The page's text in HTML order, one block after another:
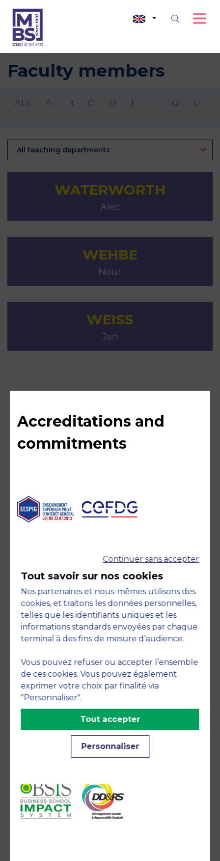
Faculty members
ALL A B C D E F G H
All teaching departments
WATERWORTH
Alec
WEHBE
Nour
WEISS
Jan
Accreditations and
commitments
Accreditations
Engagements
Continuer sans accepter
Tout savoir sur nos cookies
Nos partenaires et nous-mêmes utilisons des
cookies, et traitons les données personnelles,
telles que les identifiants uniques et les
informations standards envoyées par chaque
terminal à des fins de mesure d’audience.
Vous pouvez refuser ou accepter l’ensemble
de ces cookies. Vous pouvez également
exprimer votre choix par finalité via
"Personnaliser".
Personnaliser
Tout accepter